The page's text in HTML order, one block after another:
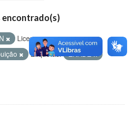
encontrado(s)
Licenças:
Etiquetas:
ENADE